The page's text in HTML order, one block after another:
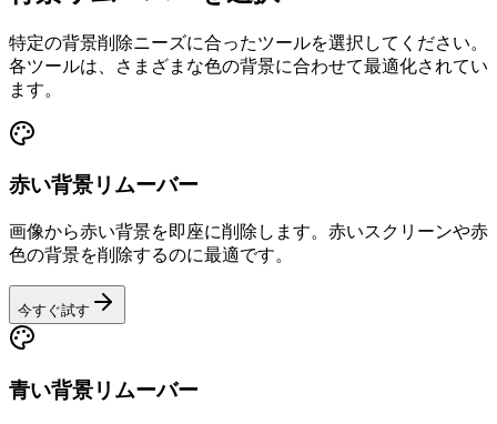
特定の背景削除ニーズに合ったツールを選択してください。
各ツールは、さまざまな色の背景に合わせて最適化されてい
ます。
赤い背景リムーバー
画像から赤い背景を即座に削除します。赤いスクリーンや赤
色の背景を削除するのに最適です。
今すぐ試す
青い背景リムーバー